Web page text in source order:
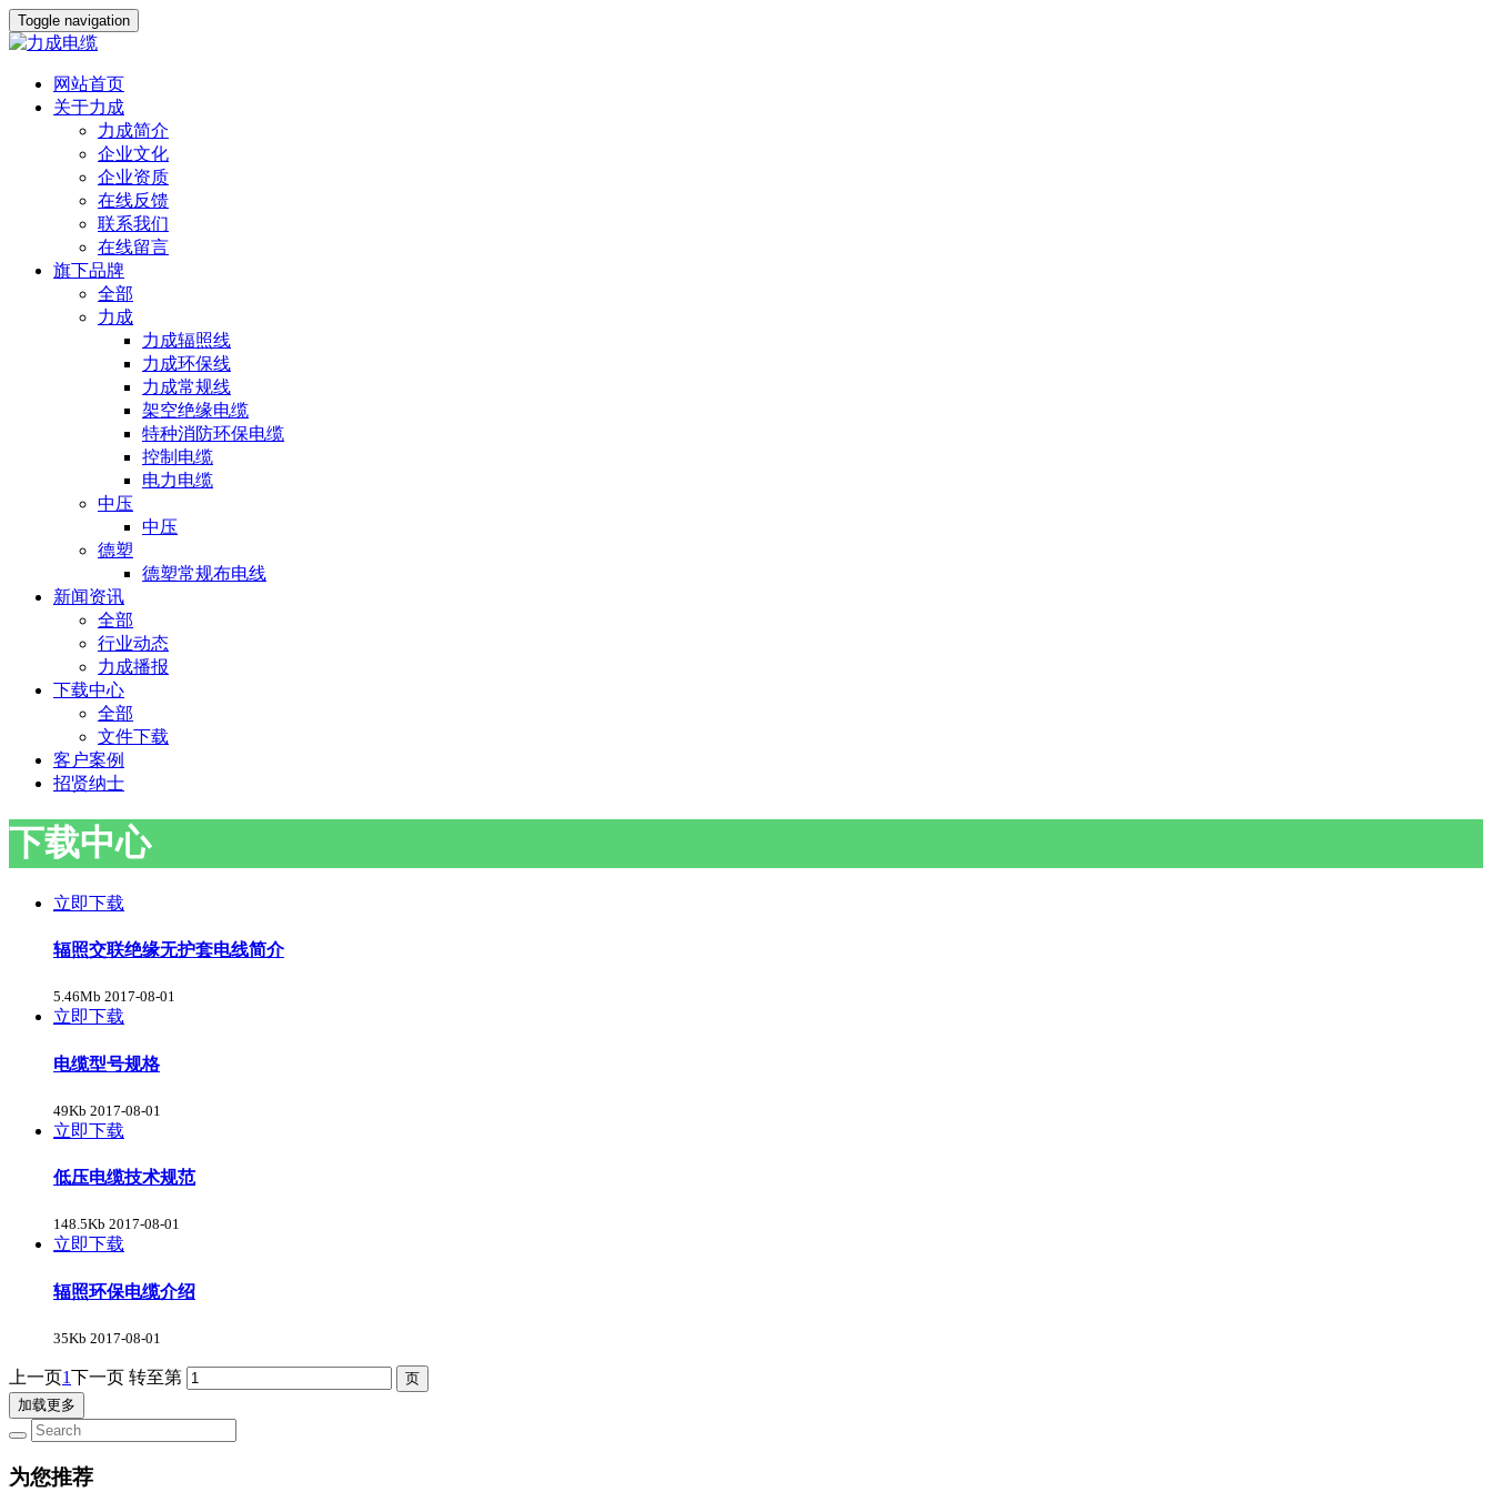
Toggle navigation
网站首页
关于力成
力成简介
企业文化
企业资质
在线反馈
联系我们
在线留言
旗下品牌
全部
力成
力成辐照线
力成环保线
力成常规线
架空绝缘电缆
特种消防环保电缆
控制电缆
电力电缆
中压
中压
德塑
德塑常规布电线
新闻资讯
全部
行业动态
力成播报
下载中心
全部
文件下载
客户案例
招贤纳士
下载中心
立即下载
辐照交联绝缘无护套电线简介
5.46Mb 2017-08-01
立即下载
电缆型号规格
49Kb 2017-08-01
立即下载
低压电缆技术规范
148.5Kb 2017-08-01
立即下载
辐照环保电缆介绍
35Kb 2017-08-01
上一页1下一页 转至第
加载更多
为您推荐